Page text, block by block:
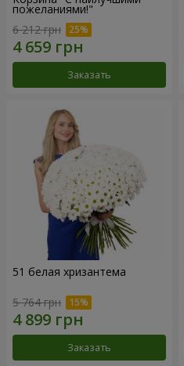
пожеланиями!"
6 212 грн
Заказать
51 белая хризантема
5 764 грн
Заказать